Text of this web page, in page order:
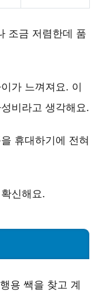
조금 저렴한데 품
가 느껴져요. 이
비라고 생각해요.
휴대하기에 전혀
신해요.
용 쌕을 찾고 계